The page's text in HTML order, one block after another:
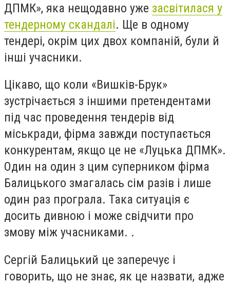
ДПМК», яка нещодавно уже засвітилася у
тендерному скандалі. Ще в одному
тендері, окрім цих двох компаній, були й
інші учасники.
Цікаво, що коли «Вишків-Брук»
зустрічається з іншими претендентами
під час проведення тендерів від
міськради, фірма завжди поступається
конкурентам, якщо це не «Луцька ДПМК».
Один на один з цим суперником фірма
Балицького змагалась сім разів і лише
один раз програла. Така ситуація є
досить дивною і може свідчити про
змову між учасниками. .
Сергій Балицький це заперечує і
говорить, що не знає, як це назвати, адже